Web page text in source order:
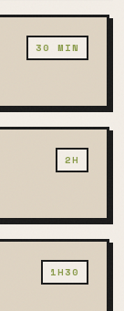
30 MIN
2H
1H30